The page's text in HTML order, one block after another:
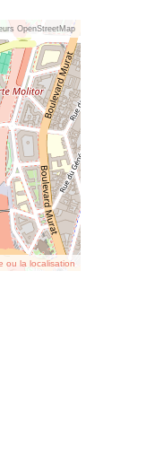
OpenStreetMap
ou la localisation